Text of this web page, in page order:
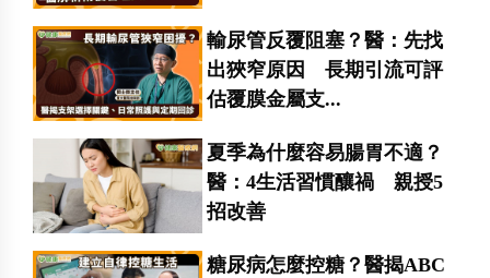
輸尿管反覆阻塞？醫：先找
出狹窄原因 長期引流可評
估覆膜金屬支...
夏季為什麼容易腸胃不適？
醫：4生活習慣釀禍 親授5
招改善
糖尿病怎麼控糖？醫揭ABC